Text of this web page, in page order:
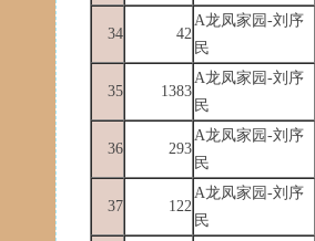
34 42
A龙凤家园-刘序
民
35 1383
A龙凤家园-刘序
民
36 293
A龙凤家园-刘序
民
37 122
A龙凤家园-刘序
民